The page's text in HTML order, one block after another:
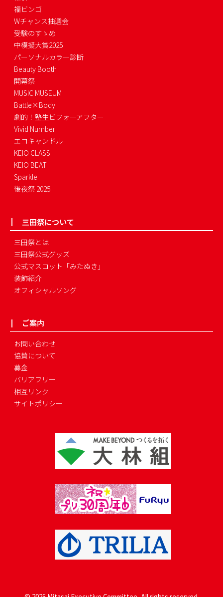
福ビンゴ
Wチャンス抽選会
受験のすゝめ
中模擬大賞2025
パーソナルカラー診断
Beauty Booth
開幕祭
MUSIC MUSEUM
Battle×Body
劇的！塾生ビフォーアフター
Vivid Number
エコキャンドル
KEIO CLASS
KEIO BEAT
Sparkle
後夜祭 2025
三田祭について
三田祭とは
三田祭公式グッズ
公式マスコット「みたぬき」
装飾紹介
オフィシャルソング
ご案内
お問い合わせ
協賛について
募金
バリアフリー
相互リンク
サイトポリシー